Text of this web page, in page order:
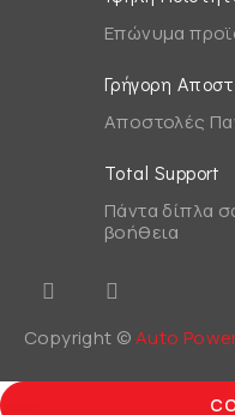
Επώνυμα
Γρήγορη
Αποστολές
Total Support
Πάντα δίπλα
βοήθεια
Copyright ©Auto